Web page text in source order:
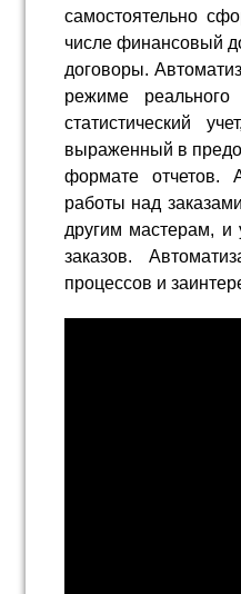
самостоятельно
числе финансовый
договоры.
режиме реального
статистический
выраженный в
формате отчетов.
работы над
другим мастерам, и
заказов.
процессов и